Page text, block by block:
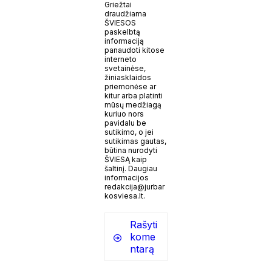
Griežtai
draudžiama
ŠVIESOS
paskelbtą
informaciją
panaudoti kitose
interneto
svetainėse,
žiniasklaidos
priemonėse ar
kitur arba platinti
mūsų medžiagą
kuriuo nors
pavidalu be
sutikimo, o jei
sutikimas gautas,
būtina nurodyti
ŠVIESĄ kaip
šaltinį. Daugiau
informacijos
redakcija@jurbar
kosviesa.lt.
Rašyti
kome
ntarą